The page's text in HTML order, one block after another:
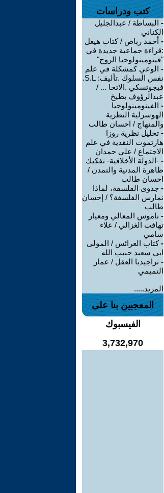
كتب ودراسات
- البساطة / عبدالجليل
الكناني
- أحمد رباص / كتاب هيغل
:قراءة جماعية جديدة في
"فينومينولوجيا الروح"
- الوعي كمشكلة في علم
نفس السلوك .تأليف: S.L.
فيجوتسكي .الاتحا ... /
عبدالرؤوف بطيخ
- الفينومينولوجيا
الهوسرلية النظرية
والمنهاج / احسان طالب
- تحليل نظرية روزا
هارتموت النقدية في علم
الاجتماع / علي حمدان
- -الدولة الأخلاقية- تفكيك
ظاهرة المدنية والتمدن /
احسان طالب
- جدوى الفلسفة، لماذا
نمارس الفلسفة؟ / إحسان
طالب
- ناموس المعالي ومعيار
تهافت الغزالي / علاء
سامي
-كتاب العرائس / المولى
ابي سعيد حبيب الله
- تراجيديا العقل / عمار
التميمي
المزيد.....
المعجبين بنا على
الفيسبوك
3,732,970